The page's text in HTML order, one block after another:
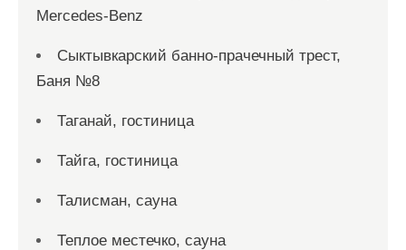
Mercedes-Benz
Сыктывкарский банно-прачечный трест,
Баня №8
Таганай, гостиница
Тайга, гостиница
Талисман, сауна
Теплое местечко, сауна